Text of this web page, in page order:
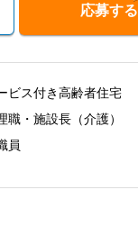
応募する
ビス付き高齢者住宅
職・施設長（介護）
員